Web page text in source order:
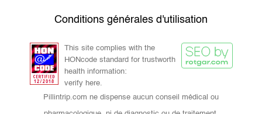
Conditions générales d'utilisation
This site complies with the
HONcode standard for trustworth
health information:
verify here.
Pillintrip.com ne dispense aucun conseil médical ou